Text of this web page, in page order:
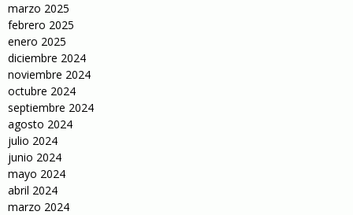
marzo 2025
febrero 2025
enero 2025
diciembre 2024
noviembre 2024
octubre 2024
septiembre 2024
agosto 2024
julio 2024
junio 2024
mayo 2024
abril 2024
marzo 2024